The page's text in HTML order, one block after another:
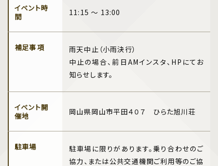
イベント時
間
11:15 ～ 13:00
補足事項
雨天中止（小雨決行）
中止の場合、前日AMインスタ、HPにてお
知らせします。
イベント開
催地
岡山県岡山市平田４０７ ひらた旭川荘
駐車場
駐車場に限りがあります。乗り合わせのご
協力、または公共交通機関ご利用等のご協